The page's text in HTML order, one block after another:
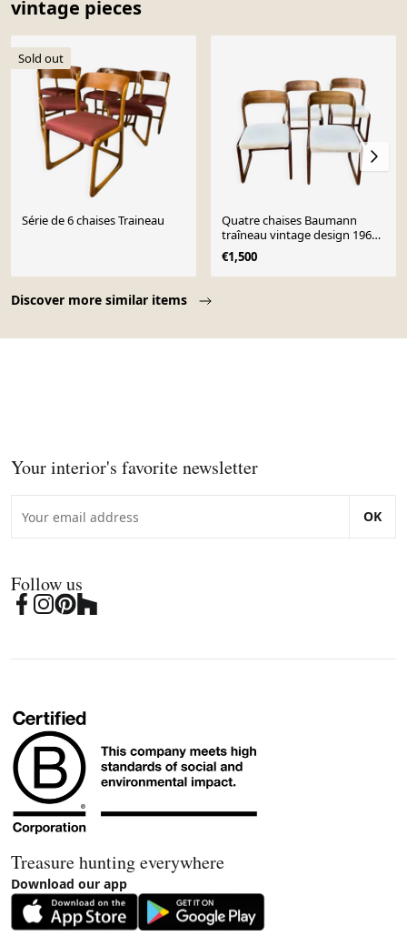
vintage pieces
Discover more similar items
Sold out
Série de 6 chaises Traineau
Quatre chaises Baumann
traîneau vintage design 1960
1970
€1,500
Your interior's favorite newsletter
OK
Follow us
Treasure hunting everywhere
Download our app